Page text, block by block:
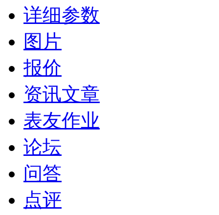
详细参数
图片
报价
资讯文章
表友作业
论坛
问答
点评